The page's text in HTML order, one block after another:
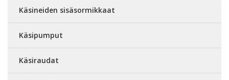
Käsineiden sisäsormikkaat
Käsipumput
Käsiraudat